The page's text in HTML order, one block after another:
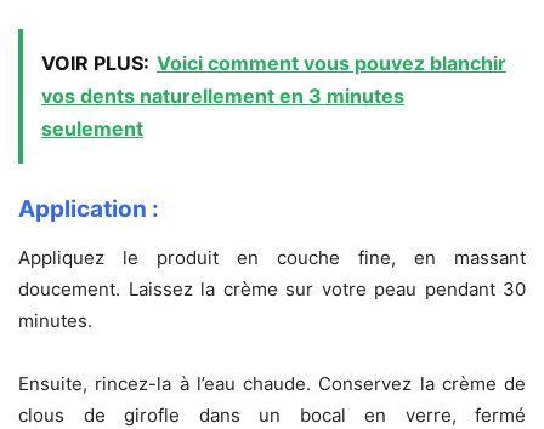
VOIR PLUS: Voici comment vous pouvez blanchir
vos dents naturellement en 3 minutes
seulement
Application :
Appliquez le produit en couche fine, en massant
doucement. Laissez la crème sur votre peau pendant 30
minutes.
Ensuite, rincez-la à l’eau chaude. Conservez la crème de
clous de girofle dans un bocal en verre, fermé